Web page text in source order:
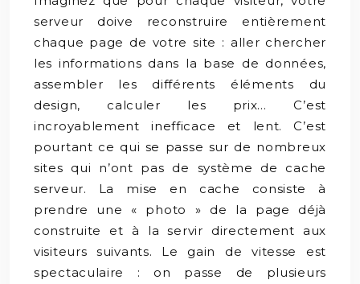
serveur doive reconstruire entièrement
chaque page de votre site : aller chercher
les informations dans la base de données,
assembler les différents éléments du
design, calculer les prix… C’est
incroyablement inefficace et lent. C’est
pourtant ce qui se passe sur de nombreux
sites qui n’ont pas de système de cache
serveur. La mise en cache consiste à
prendre une « photo » de la page déjà
construite et à la servir directement aux
visiteurs suivants. Le gain de vitesse est
spectaculaire : on passe de plusieurs